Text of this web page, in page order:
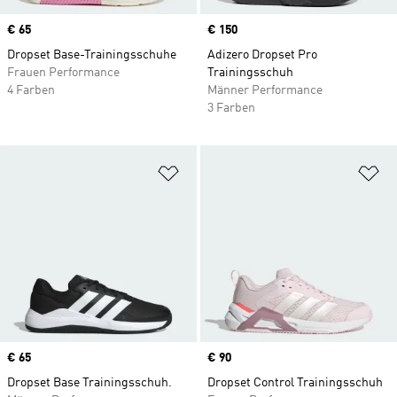
Price
€ 65
Dropset Base-Trainingsschuhe
Frauen Performance
4 Farben
Price
€ 150
Adizero Dropset Pro
Trainingsschuh
Männer Performance
3 Farben
Price
€ 65
Dropset Base Trainingsschuh.
Price
€ 90
Dropset Control Trainingsschuh